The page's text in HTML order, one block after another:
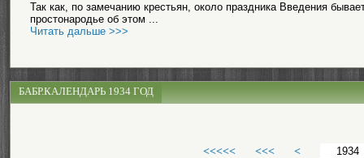
Так как, по замечанию крестьян, около праздника Введения
простонародье об этом ...
Читать дальше >>>
БАБР.КАЛЕНДАРЬ 1934 ГОД
<<<<< <<< <